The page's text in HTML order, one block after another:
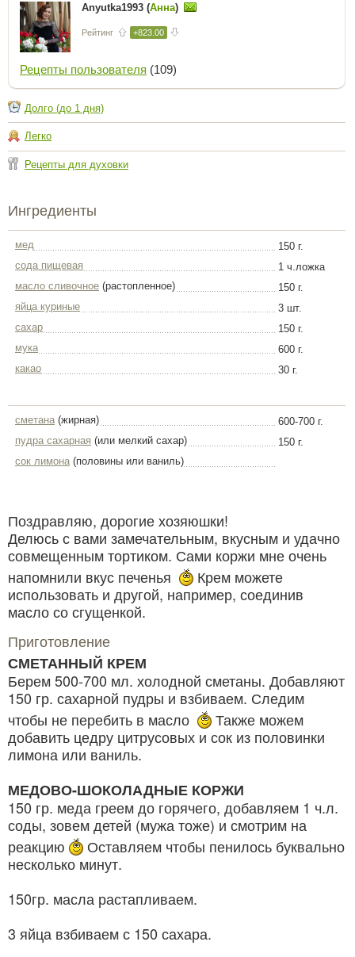
Anyutka1993 (Анна)
Рейтинг +823.00
Рецепты пользователя (109)
Долго (до 1 дня)
Легко
Рецепты для духовки
Ингредиенты
мед
150 г.
сода пищевая
1 ч.ложка
масло сливочное (растопленное)
150 г.
яйца куриные
3 шт.
сахар
150 г.
мука
600 г.
какао
30 г.
сметана(жирная)
600-700 г.
пудра сахарная (или мелкий сахар)
150 г.
сок лимона(половины или ваниль)
Поздравляю, дорогие хозяюшки!
Делюсь с вами замечательным, вкусным и удачно
совмещенным тортиком. Сами коржи мне очень
напомнили вкус печенья
Крем можете
использовать и другой, например, соединив
масло со сгущенкой.
Приготовление
СМЕТАННЫЙ КРЕМ
Берем 500-700 мл. холодной сметаны. Добавляют
150 гр. сахарной пудры и взбиваем. Следим
чтобы не перебить в масло
Также можем
добавить цедру цитрусовых и сок из половинки
лимона или ваниль.
МЕДОВО-ШОКОЛАДНЫЕ КОРЖИ
150 гр. меда греем до горячего, добавляем 1 ч.л.
соды, зовем детей (мужа тоже) и смотрим на
реакцию
Оставляем чтобы пенилось буквально
несколько минут.
150гр. масла растапливаем.
3 яйца взбиваем с 150 сахара.